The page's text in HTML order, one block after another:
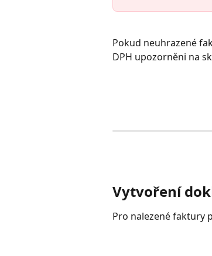
Pokud neuhrazené
DPH upozorněni na
Vytvoření
Pro nalezené faktury